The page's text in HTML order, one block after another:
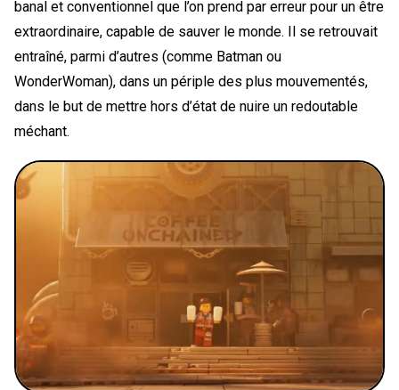
banal et conventionnel que l’on prend par erreur pour un être
extraordinaire, capable de sauver le monde. Il se retrouvait
entraîné, parmi d’autres (comme Batman ou
WonderWoman), dans un périple des plus mouvementés,
dans le but de mettre hors d’état de nuire un redoutable
méchant.